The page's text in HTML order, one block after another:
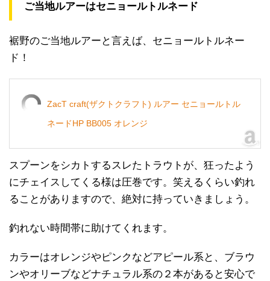
ご当地ルアーはセニョールトルネード
裾野のご当地ルアーと言えば、セニョールトルネー
ド！
ZacT craft(ザクトクラフト) ルアー セニョールトル
ネードHP BB005 オレンジ
スプーンをシカトするスレたトラウトが、狂ったよう
にチェイスしてくる様は圧巻です。笑えるくらい釣れ
ることがありますので、絶対に持っていきましょう。
釣れない時間帯に助けてくれます。
カラーはオレンジやピンクなどアピール系と、ブラウ
ンやオリーブなどナチュラル系の２本があると安心で